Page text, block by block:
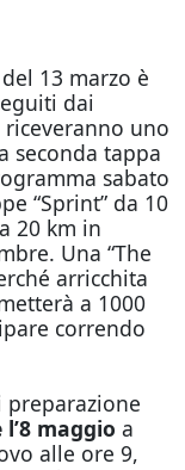
13 marzo è
dai
riceveranno uno
seconda tappa
sabato
“Sprint” da 10
20 km in
Una “The
arricchita
a 1000
correndo
maggio a
alle ore 9,